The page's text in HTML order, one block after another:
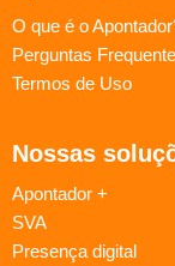
O que é o
Perguntas
Termos de Uso
Nossas
Apontador +
SVA
Presença digital